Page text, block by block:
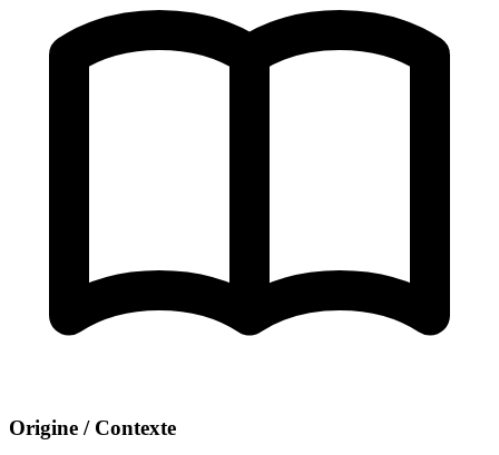
Origine / Contexte